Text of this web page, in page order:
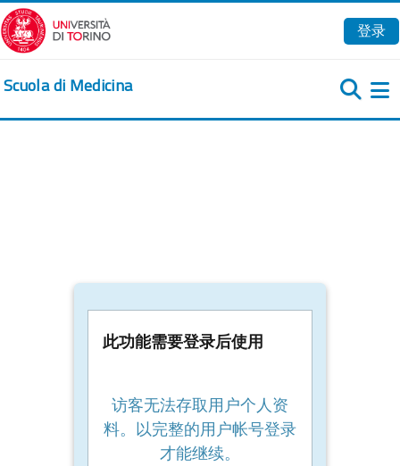
跳到主要内容
登录
Scuola di Medicina
此功能需要登录后使用
访客无法存取用户个人资
料。以完整的用户帐号登录
才能继续。